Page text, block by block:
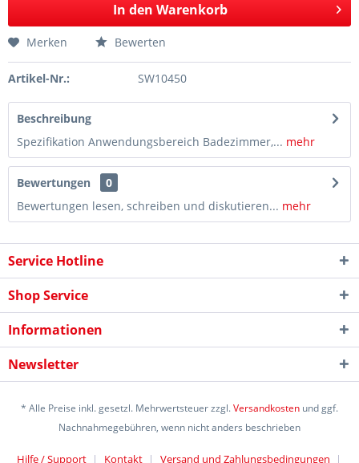
In den Warenkorb
Merken Bewerten
Artikel-Nr.: SW10450
Beschreibung
Spezifikation Anwendungsbereich Badezimmer,... mehr
Bewertungen
0
Bewertungen lesen, schreiben und diskutieren... mehr
Service Hotline
Shop Service
Informationen
Newsletter
* Alle Preise inkl. gesetzl. Mehrwertsteuer zzgl.Versandkosten und ggf.
Nachnahmegebühren, wenn nicht anders beschrieben
Hilfe / Support Kontakt Versand und Zahlungsbedingungen